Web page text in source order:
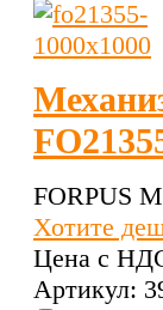
FORPUS
Хотите
Цена с
Артикул: